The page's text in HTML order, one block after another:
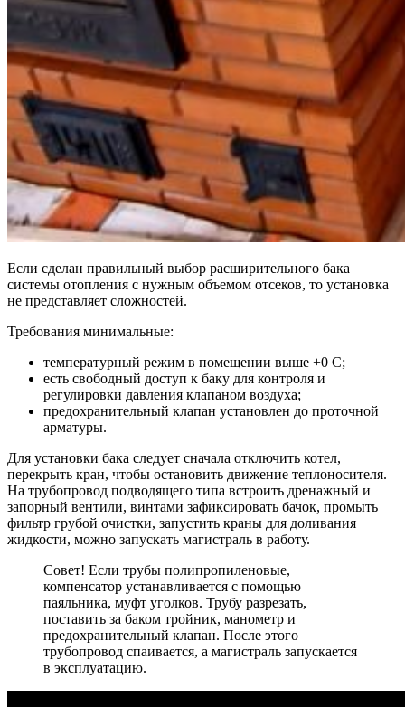
Если сделан правильный выбор расширительного бака
системы отопления с нужным объемом отсеков, то установка
не представляет сложностей.
Требования минимальные:
температурный режим в помещении выше +0 С;
есть свободный доступ к баку для контроля и
регулировки давления клапаном воздуха;
предохранительный клапан установлен до проточной
арматуры.
Для установки бака следует сначала отключить котел,
перекрыть кран, чтобы остановить движение теплоносителя.
На трубопровод подводящего типа встроить дренажный и
запорный вентили, винтами зафиксировать бачок, промыть
фильтр грубой очистки, запустить краны для доливания
жидкости, можно запускать магистраль в работу.
Совет! Если трубы полипропиленовые,
компенсатор устанавливается с помощью
паяльника, муфт уголков. Трубу разрезать,
поставить за баком тройник, манометр и
предохранительный клапан. После этого
трубопровод спаивается, а магистраль запускается
в эксплуатацию.